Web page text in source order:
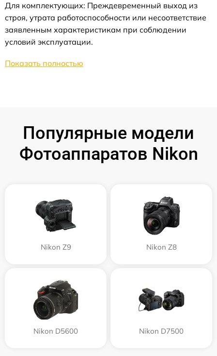
Для комплектующих: Преждевременный выход из
строя, утрата работоспособности или несоответствие
заявленным характеристикам при соблюдении
условий эксплуатации.
Показать полностью
Популярные модели
Фотоаппаратов Nikon
Nikon Z9 Nikon Z8
Nikon D5600 Nikon D7500